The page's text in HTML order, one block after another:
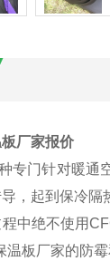
厂家报价
专门针对暖通
，起到保冷
中绝不使用
板厂家的防霉